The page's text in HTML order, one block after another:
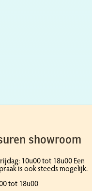
showroom
10u00 tot 18u00 Een
is ook steeds mogelijk.
tot 18u00